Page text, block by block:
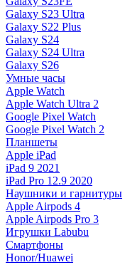
Galaxy S23 Ultra
Galaxy S22 Plus
Galaxy S24
Galaxy S24 Ultra
Galaxy S26
Умные часы
Apple Watch
Apple Watch Ultra 2
Google Pixel Watch
Google Pixel Watch 2
Планшеты
Apple iPad
iPad 9 2021
iPad Pro 12.9 2020
Наушники и гарнитуры
Apple Airpods 4
Apple Airpods Pro 3
Игрушки Labubu
Смартфоны
Honor/Huawei